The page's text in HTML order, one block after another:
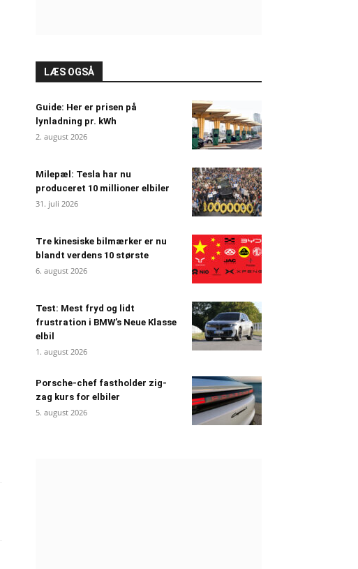
LÆS OGSÅ
Guide: Her er prisen på
lynladning pr. kWh
2. august 2026
Milepæl: Tesla har nu
produceret 10 millioner elbiler
31. juli 2026
Tre kinesiske bilmærker er nu
blandt verdens 10 største
6. august 2026
Test: Mest fryd og lidt
frustration i BMW’s Neue Klasse
elbil
1. august 2026
Porsche-chef fastholder zig-
zag kurs for elbiler
5. august 2026